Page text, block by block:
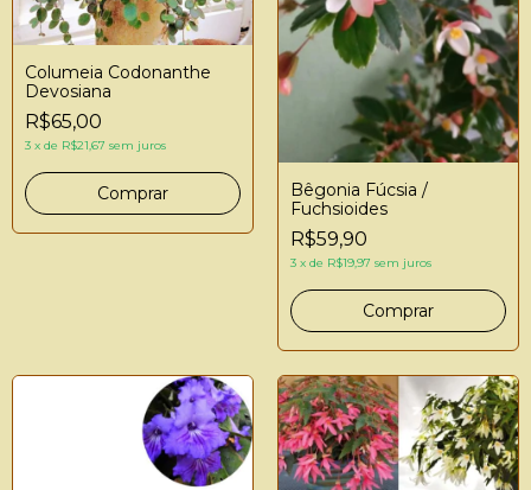
Columeia Codonanthe
Devosiana
R$65,00
3 x de R$21,67 sem juros
Bêgonia Fúcsia /
Fuchsioides
R$59,90
3 x de R$19,97 sem juros